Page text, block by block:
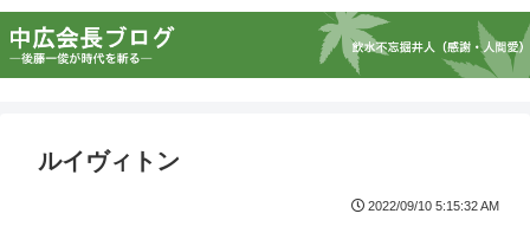
ルイヴィトン
2022/09/10 5:15:32 AM